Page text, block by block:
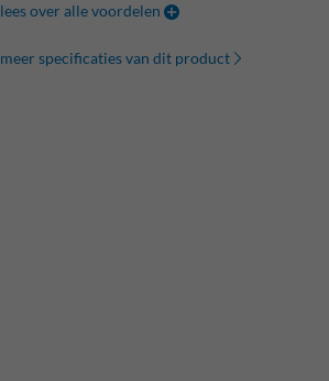
lees over alle voordelen
meer specificaties van dit product